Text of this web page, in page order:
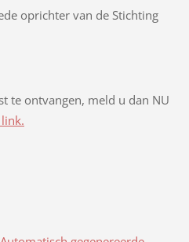
oprichter van de Stichting
te ontvangen, meld u dan NU
link.